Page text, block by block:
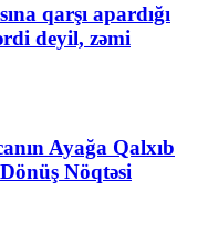
qarşı apardığı
deyil, zəmi
Ayağa Qalxıb
Nöqtəsi